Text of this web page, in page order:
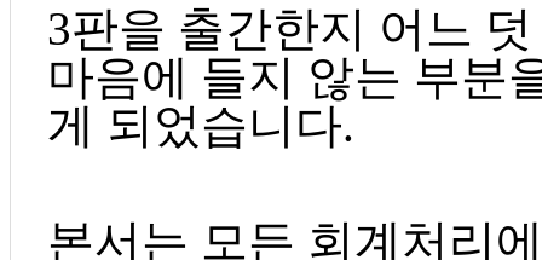
3판을 출간한지 어느
마음에 들지 않는 부분
게 되었습니다.
본서는 모든 회계처리